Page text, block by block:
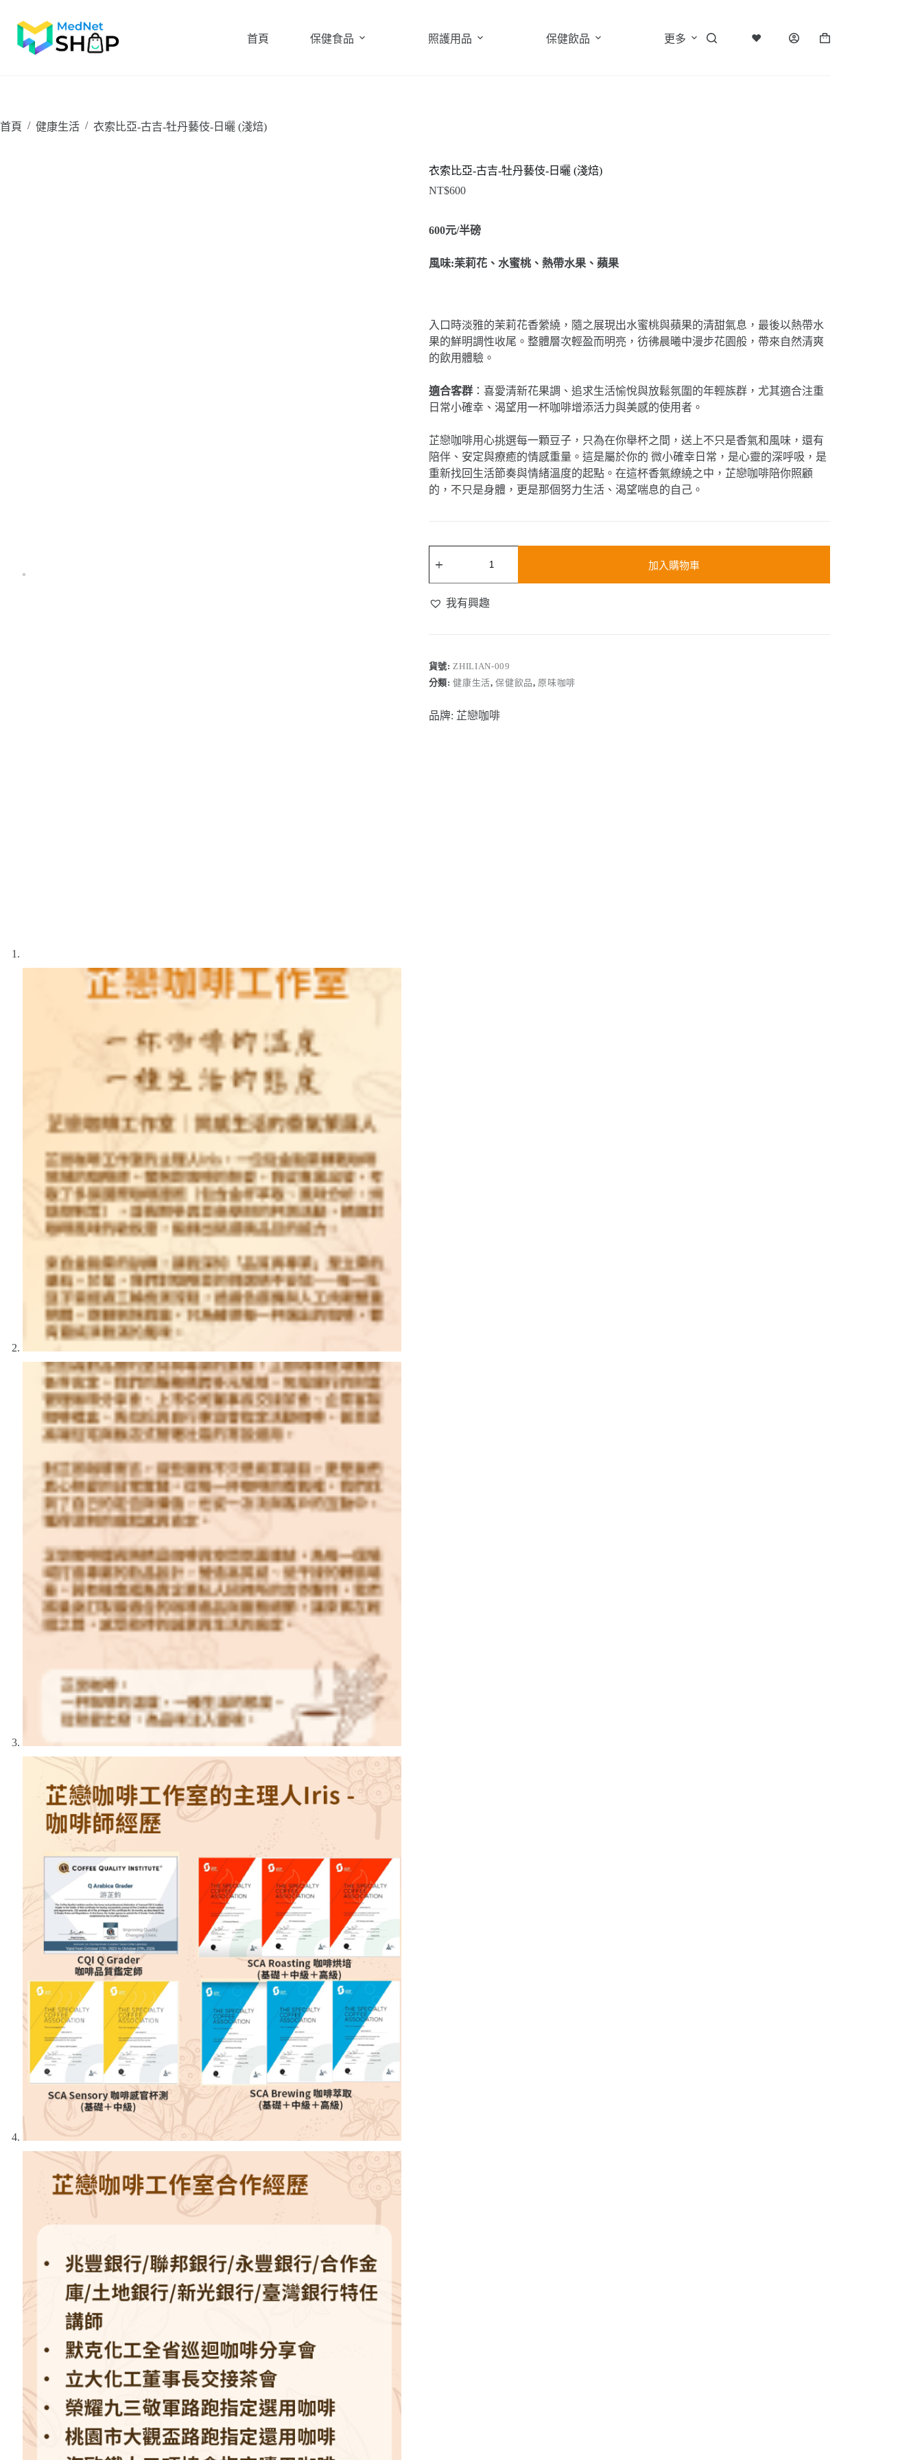
首頁 保健食品 照護用品 保健飲品 更多 ♥
購
首頁 / 健康生活 / 衣索比亞-古吉-牡丹藝伎-日曬 (淺焙)
衣索比亞-古吉-牡丹藝伎-日曬 (淺焙)
NT$600
600元/半磅
風味:苿莉花、水蜜桃、熱帶水果、 蘋果
入口時淡雅的茉莉花香縈繞，隨之展現出水蜜桃與蘋果的清甜氣息，最後以熱帶水
果的鮮明調性收尾。整體層次輕盈而明亮，彷彿晨曦中漫步花園般，帶來自然清爽
的飲用體驗。
適合客群：喜愛清新花果調、追求生活愉悅與放鬆氛圍的年輕族群，尤其適合注重
日常小確幸、渴望用一杯咖啡增添活力與美感的使用者。
芷戀咖啡用心挑選每一顆豆子，只為在你舉杯之間，送上不只是香氣和風味，還有
陪伴、安定與療癒的情感重量。這是屬於你的 微小確幸日常，是心靈的深呼吸，是
重新找回生活節奏與情緒溫度的起點。在這杯香氣繚繞之中，芷戀咖啡陪你照顧
的，不只是身體，更是那個努力生活、渴望喘息的自己。
索
比
古
藝
伎-
曬
加入購物車
我有興趣
貨號:ZHILIAN-009
分類:健康生活,保健飲品, 原味咖啡
品牌: 芷戀咖啡